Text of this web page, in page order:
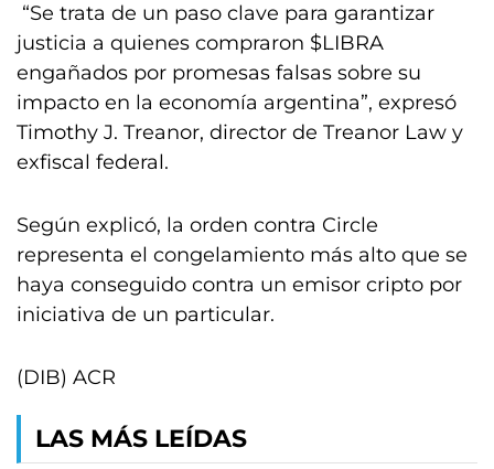
“Se trata de un paso clave para garantizar
justicia a quienes compraron $LIBRA
engañados por promesas falsas sobre su
impacto en la economía argentina”, expresó
Timothy J. Treanor, director de Treanor Law y
exfiscal federal.
Según explicó, la orden contra Circle
representa el congelamiento más alto que se
haya conseguido contra un emisor cripto por
iniciativa de un particular.
(DIB) ACR
LAS MÁS LEÍDAS